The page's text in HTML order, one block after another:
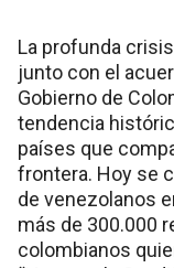
La profunda
junto con el
Gobierno de
tendencia
países que
frontera. Hoy se
de venezolanos
más de 300.000
colombianos